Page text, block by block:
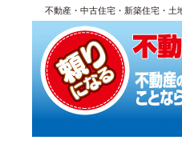
不動産・中古住宅・新築住宅・土